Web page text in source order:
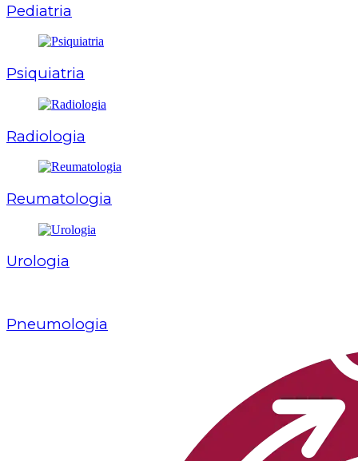
Pediatria
Psiquiatria
Radiologia
Reumatologia
Urologia
Pneumologia